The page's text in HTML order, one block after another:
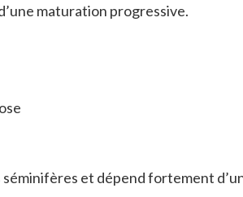
maturation progressive.
et dépend fortement